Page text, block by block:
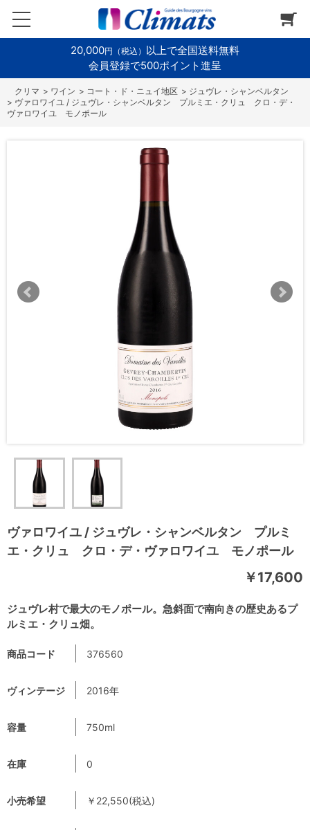
20,000円（税込） 以上で全国送料無料
会員登録で500ポイント進呈
> ワイン > コート・ド・ニュイ地区 > ジュヴレ・シャンベルタン
> ヴァロワイユ / ジュヴレ・シャンベルタン プルミエ・クリュ クロ・デ・
ヴァロワイユ モノポール
ヴァロワイユ / ジュヴレ・シャンベルタン プルミ
エ・クリュ クロ・デ・ヴァロワイユ モノポール
ジュヴレ村で最大のモノポール。急斜面で南向きの歴史あるプ
ルミエ・クリュ畑。
￥17,600
商品コード 376560
ヴィンテージ 2016年
容量 750ml
在庫 0
小売希望 ￥22,550(税込)